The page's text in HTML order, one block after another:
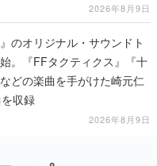
2026年8月9日
のオリジナル・サウンドト
。『FFタクティクス』『十
どの楽曲を手がけた崎元仁
収録
2026年8月9日